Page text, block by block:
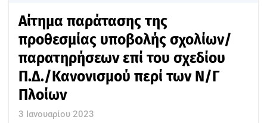
Αίτημα παράτασης της
προθεσμίας υποβολής σχολίων/
παρατηρήσεων επί του σχεδίου
Π.Δ./Κανονισμού περί των Ν/Γ
Πλοίων
3 Ιανουαρίου 2023